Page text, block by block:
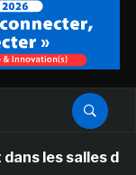
salles de classe